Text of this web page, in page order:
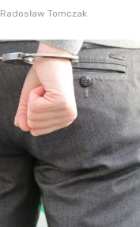
Radosław Tomczak